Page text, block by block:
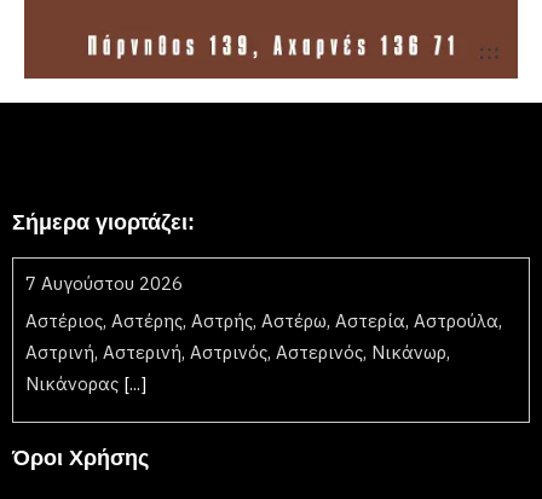
Σήμερα γιορτάζει:
7 Αυγούστου 2026
Αστέριος, Αστέρης, Αστρής, Αστέρω, Αστερία, Αστρούλα,
Αστρινή, Αστερινή, Αστρινός, Αστερινός, Νικάνωρ,
Νικάνορας [...]
Όροι Χρήσης